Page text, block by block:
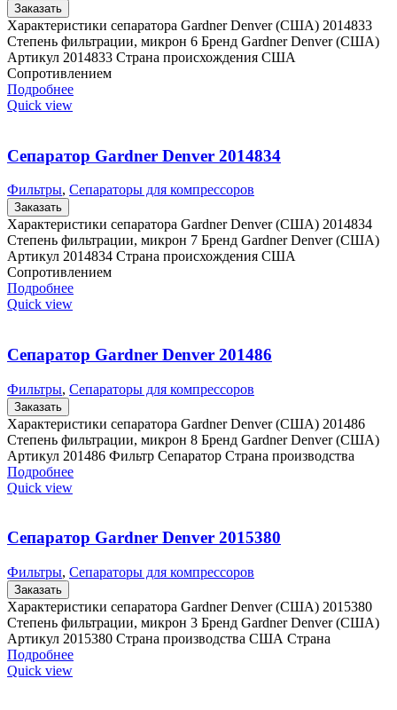
Заказать
Характеристики сепаратора Gardner Denver (США) 2014833
Степень фильтрации, микрон 6 Бренд Gardner Denver (США)
Артикул 2014833 Страна происхождения США
Сопротивлением
Подробнее
Quick view
Сепаратор Gardner Denver 2014834
Фильтры, Сепараторы для компрессоров
Заказать
Характеристики сепаратора Gardner Denver (США) 2014834
Степень фильтрации, микрон 7 Бренд Gardner Denver (США)
Артикул 2014834 Страна происхождения США
Сопротивлением
Подробнее
Quick view
Сепаратор Gardner Denver 201486
Фильтры, Сепараторы для компрессоров
Заказать
Характеристики сепаратора Gardner Denver (США) 201486
Степень фильтрации, микрон 8 Бренд Gardner Denver (США)
Артикул 201486 Фильтр Сепаратор Страна производства
Подробнее
Quick view
Сепаратор Gardner Denver 2015380
Фильтры, Сепараторы для компрессоров
Заказать
Характеристики сепаратора Gardner Denver (США) 2015380
Степень фильтрации, микрон 3 Бренд Gardner Denver (США)
Артикул 2015380 Страна производства США Страна
Подробнее
Quick view